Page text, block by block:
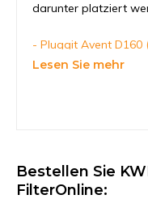
darunter platziert
- Pluggit Avent D160
- Pluggit Avent D160
Lesen Sie mehr
Bestellen Sie
FilterOnline: